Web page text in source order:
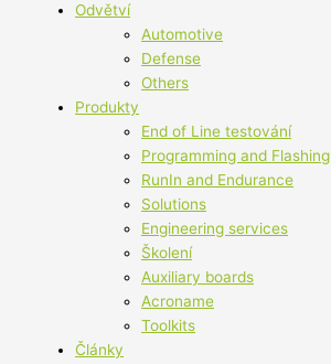
Odvětví
Automotive
Defense
Others
Produkty
End of Line testování
Programming and Flashing
RunIn and Endurance
Solutions
Engineering services
Školení
Auxiliary boards
Acroname
Toolkits
Články